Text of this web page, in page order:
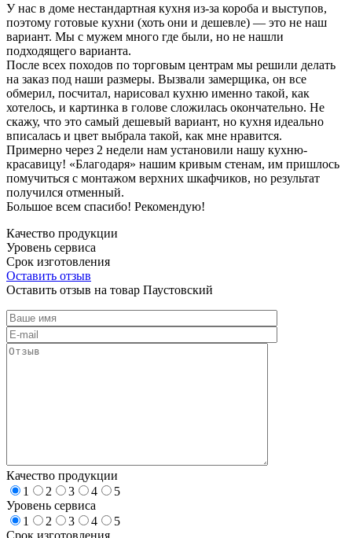
У нас в доме нестандартная кухня из-за короба и выступов,
поэтому готовые кухни (хоть они и дешевле) — это не наш
вариант. Мы с мужем много где были, но не нашли
подходящего варианта.
После всех походов по торговым центрам мы решили делать
на заказ под наши размеры. Вызвали замерщика, он все
обмерил, посчитал, нарисовал кухню именно такой, как
хотелось, и картинка в голове сложилась окончательно. Не
скажу, что это самый дешевый вариант, но кухня идеально
вписалась и цвет выбрала такой, как мне нравится.
Примерно через 2 недели нам установили нашу кухню-
красавицу! «Благодаря» нашим кривым стенам, им пришлось
помучиться с монтажом верхних шкафчиков, но результат
получился отменный.
Большое всем спасибо! Рекомендую!
Качество продукции
Уровень сервиса
Срок изготовления
Оставить отзыв
Оставить отзыв на товар Паустовский
Качество продукции
1
2 3 4
5
Уровень сервиса
1
2 3 4
5
Срок изготовления